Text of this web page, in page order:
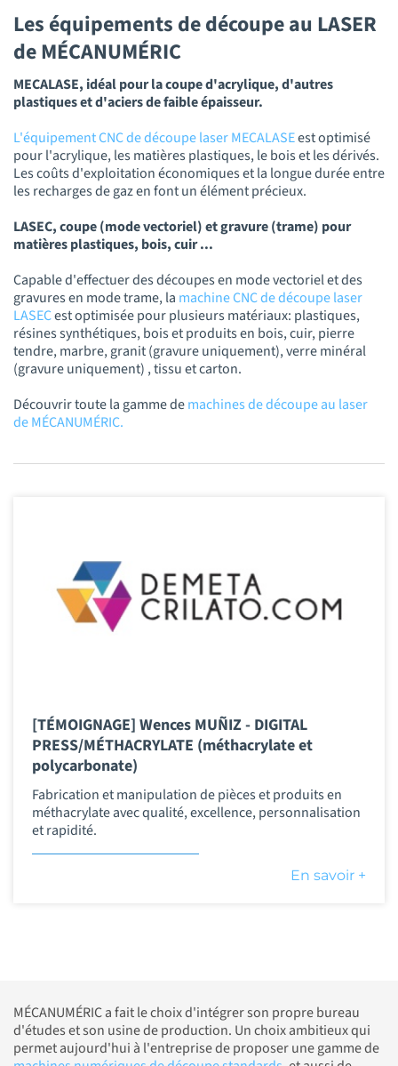
Les équipements de découpe au LASER
de MÉCANUMÉRIC
MECALASE, idéal pour la coupe d'acrylique, d'autres
plastiques et d'aciers de faible épaisseur.
L'équipement CNC de découpe laser MECALASEest optimisé
pour l'acrylique, les matières plastiques, le bois et les dérivés.
Les coûts d'exploitation économiques et la longue durée entre
les recharges de gaz en font un élément précieux.
LASEC, coupe (mode vectoriel) et gravure (trame) pour
matières plastiques, bois, cuir ...
Capable d'effectuer des découpes en mode vectoriel et des
gravures en mode trame, la machine CNC de découpe laser
LASECest optimisée pour plusieurs matériaux: plastiques,
résines synthétiques, bois et produits en bois, cuir, pierre
tendre, marbre, granit (gravure uniquement), verre minéral
(gravure uniquement) , tissu et carton.
Découvrir toute la gamme demachines de découpe au laser
de MÉCANUMÉRIC.
[TÉMOIGNAGE] Wences MUÑIZ - DIGITAL
PRESS/MÉTHACRYLATE (méthacrylate et
polycarbonate)
Fabrication et manipulation de pièces et produits en
méthacrylate avec qualité, excellence, personnalisation
et rapidité.
En savoir +
MÉCANUMÉRIC a fait le choix d'intégrer son propre bureau
d'études et son usine de production. Un choix ambitieux qui
permet aujourd'hui à l'entreprise de proposer une gamme de